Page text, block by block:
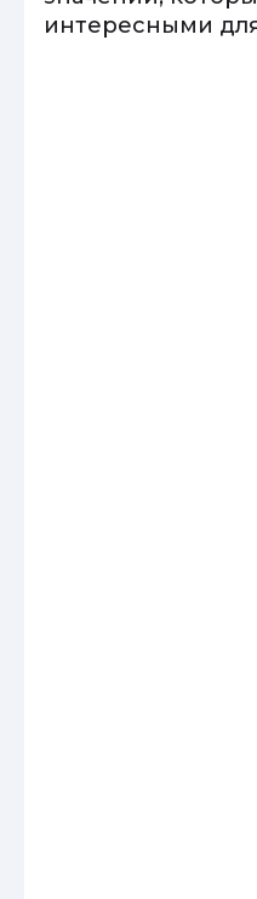
интересными